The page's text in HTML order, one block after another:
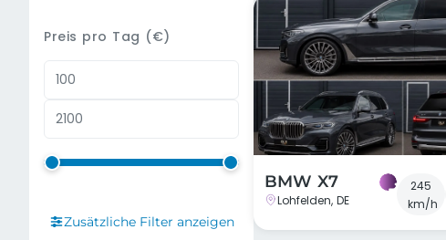
Preis pro Tag (€)
Zusätzliche Filter anzeigen
BMW X7
Lohfelden, DE
245
km/h